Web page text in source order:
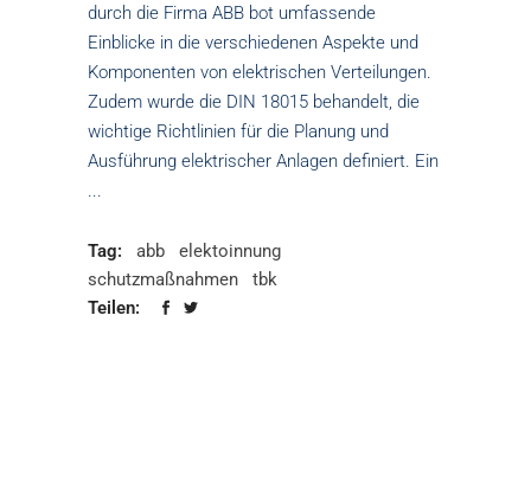
durch die Firma ABB bot umfassende
Einblicke in die verschiedenen Aspekte und
Komponenten von elektrischen Verteilungen.
Zudem wurde die DIN 18015 behandelt, die
wichtige Richtlinien für die Planung und
Ausführung elektrischer Anlagen definiert. Ein
Tag: abb
elektoinnung
schutzmaßnahmen
tbk
Teilen: